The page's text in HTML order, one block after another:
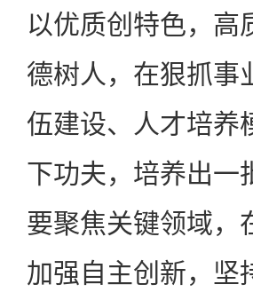
以优质创特色，高
德树人，在狠抓事
伍建设、人才培养
下功夫，培养出一
要聚焦关键领域，
加强自主创新，坚